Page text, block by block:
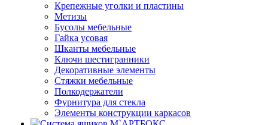
Крепежные уголки и пластины
Метизы
Бусолы мебельные
Гайка усовая
Шканты мебельные
Ключи шестигранники
Декоративные элементы
Стяжки мебельные
Полкодержатели
Фурнитура для стекла
Элементы конструкции каркасов